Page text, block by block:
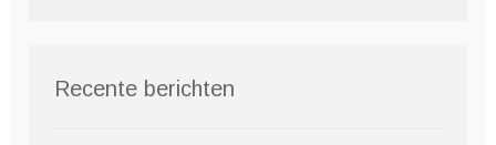
Recente berichten